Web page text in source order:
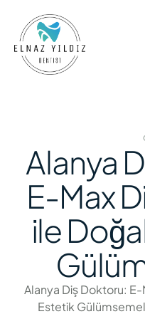
Alanya
E-Max
ile
Alanya Diş Doktoru:
Estetik